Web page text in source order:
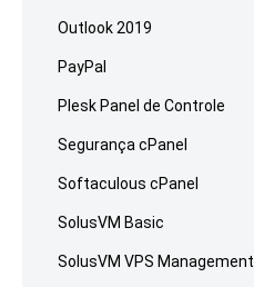
Outlook 2019
PayPal
Plesk Panel de Controle
Segurança cPanel
Softaculous cPanel
SolusVM Basic
SolusVM VPS Management